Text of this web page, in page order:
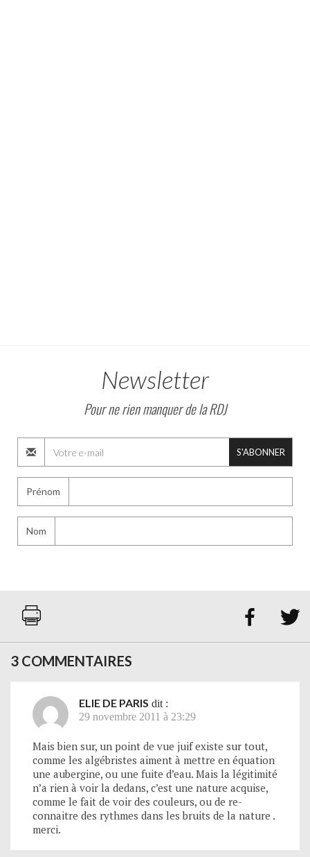
Newsletter
Pour ne rien manquer de la RDJ
S'ABONNER
Prénom
Nom
 
3 COMMENTAIRES
ELIE DE PARIS dit :
29 novembre 2011 à 23:29
Mais bien sur, un point de vue juif existe sur tout,
comme les algébristes aiment à mettre en équation
une aubergine, ou une fuite d’eau. Mais la légitimité
n’a rien à voir la dedans, c’est une nature acquise,
comme le fait de voir des couleurs, ou de re-
connaitre des rythmes dans les bruits de la nature .
merci.